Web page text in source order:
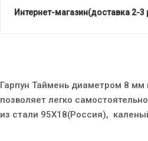
Интернет-магазин(доставка 2-3
Гарпун Таймень диаметром 8 мм
позволяет легко
из стали 95Х18(Россия),